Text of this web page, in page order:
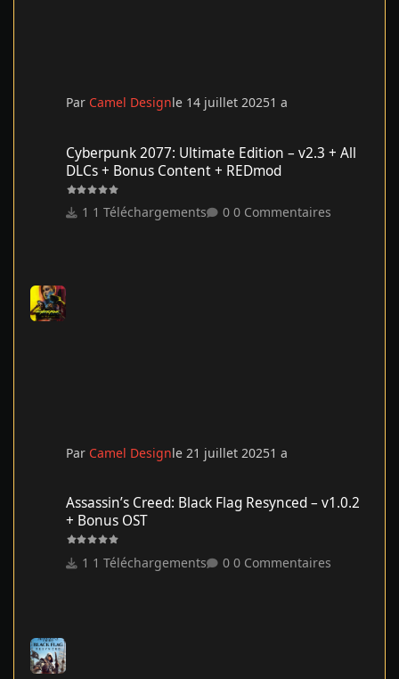
Par Camel Designle 14 juillet 20251 a
Cyberpunk 2077: Ultimate Edition – v2.3 + All
DLCs + Bonus Content + REDmod
1 Téléchargements 0 Commentaires
Par Camel Designle 21 juillet 20251 a
Assassin’s Creed: Black Flag Resynced – v1.0.2
+ Bonus OST
1 Téléchargements 0 Commentaires